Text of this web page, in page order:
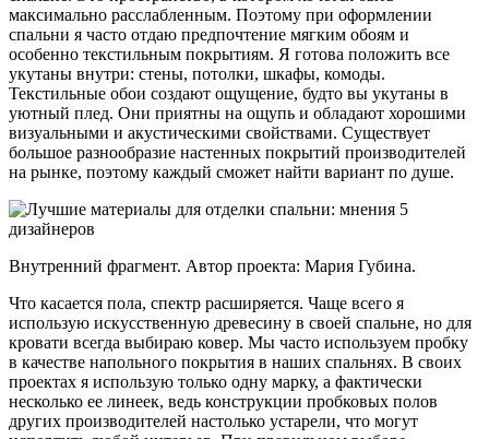
максимально расслабленным. Поэтому при оформлении
спальни я часто отдаю предпочтение мягким обоям и
особенно текстильным покрытиям. Я готова положить все
укутаны внутри: стены, потолки, шкафы, комоды.
Текстильные обои создают ощущение, будто вы укутаны в
уютный плед. Они приятны на ощупь и обладают хорошими
визуальными и акустическими свойствами. Существует
большое разнообразие настенных покрытий производителей
на рынке, поэтому каждый сможет найти вариант по душе.
Внутренний фрагмент. Автор проекта: Мария Губина.
Что касается пола, спектр расширяется. Чаще всего я
использую искусственную древесину в своей спальне, но для
кровати всегда выбираю ковер. Мы часто используем пробку
в качестве напольного покрытия в наших спальнях. В своих
проектах я использую только одну марку, а фактически
несколько ее линеек, ведь конструкции пробковых полов
других производителей настолько устарели, что могут